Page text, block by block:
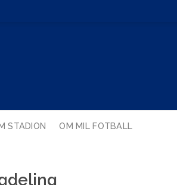
STADION OM MIL FOTBALL